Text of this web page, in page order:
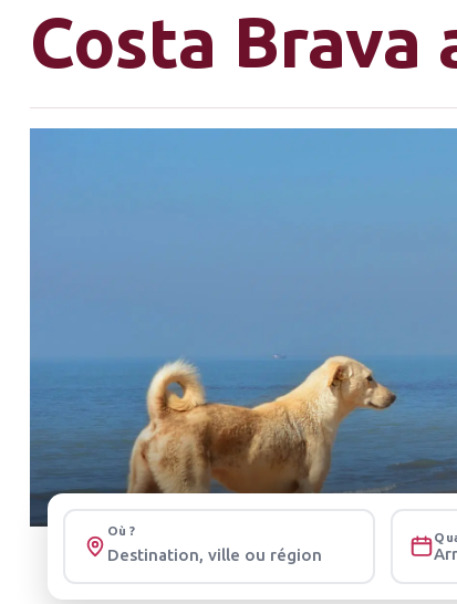
Costa Brava
Où ?